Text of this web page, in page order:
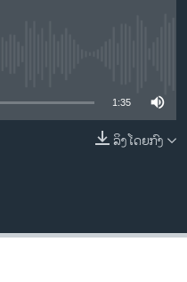
1:35
ລິງໂດຍກົງ